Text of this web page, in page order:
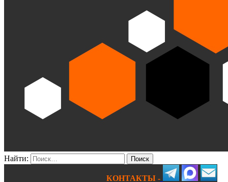
Найти:
КОНТАКТЫ -